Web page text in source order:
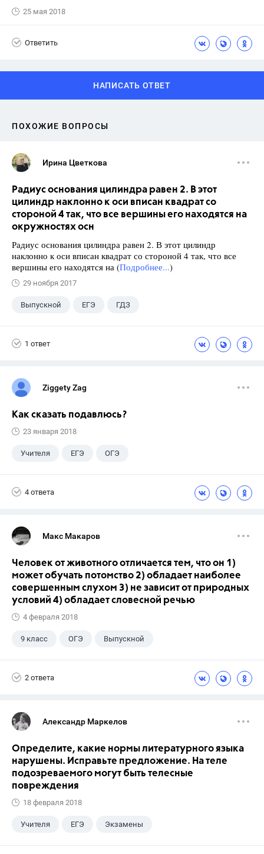
25 мая 2018
Ответить
НАПИСАТЬ ОТВЕТ
ПОХОЖИЕ ВОПРОСЫ
Ирина Цветкова
Радиус основания цилиндра равен 2. В этот
цилиндр наклонно к оси вписан квадрат со
стороной 4 так, что все вершины его находятся на
окружностях осн
Радиус основания цилиндра равен 2. В этот цилиндр
наклонно к оси вписан квадрат со стороной 4 так, что все
вершины его находятся на (Подробнее...)
29 ноября 2017
Выпускной ЕГЭ ГДЗ
1 ответ
Ziggety Zag
Как сказать подавлюсь?
23 января 2018
Учителя ЕГЭ ОГЭ
4 ответа
Макс Макаров
Человек от животного отличается тем, что он 1)
может обучать потомство 2) обладает наиболее
совершенным слухом 3) не зависит от природных
условий 4) обладает словесной речью
4 февраля 2018
9 класс ОГЭ Выпускной
2 ответа
Александр Маркелов
Определите, какие нормы литературного языка
нарушены. Исправьте предложение. На теле
подозреваемого могут быть телесные
повреждения
18 февраля 2018
Учителя ЕГЭ Экзамены